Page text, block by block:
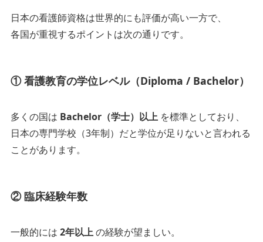
日本の看護師資格は世界的にも評価が高い一方で、
各国が重視するポイントは次の通りです。
① 看護教育の学位レベル（Diploma / Bachelor）
多くの国は Bachelor（学士）以上を標準としており、
日本の専門学校（3年制）だと学位が足りないと言われる
ことがあります。
② 臨床経験年数
一般的には 2年以上の経験が望ましい。